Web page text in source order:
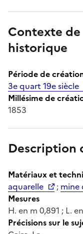
Contexte
historique
Période de
3e quart 19e siècle
Millésime de
1853
Description
Matériaux et
aquarelle
; mine
Mesures
H. en m 0,891 ; L.
Précisions sur le